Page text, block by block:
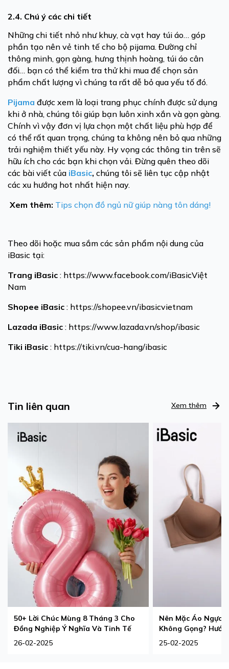
2.4. Chú ý các chi tiết
Những chi tiết nhỏ như khuy, cà vạt hay túi áo… góp
phần tạo nên vẻ tinh tế cho bộ pijama. Đường chỉ
thông minh, gọn gàng, hưng thịnh hoàng, túi áo cân
đối… bạn có thể kiểm tra thử khi mua để chọn sản
phẩm chất lượng vì chúng ta rất dễ bỏ qua yếu tố đó.
Pijama được xem là loại trang phục chính được sử dụng
khi ở nhà, chúng tôi giúp bạn luôn xinh xắn và gọn gàng.
Chính vì vậy đơn vị lựa chọn một chất liệu phù hợp để
có thể rất quan trọng, chúng ta không nên bỏ qua những
trải nghiệm thiết yếu này. Hy vọng các thông tin trên sẽ
hữu ích cho các bạn khi chọn vải. Đừng quên theo dõi
các bài viết của iBasic, chúng tôi sẽ liên tục cập nhật
các xu hướng hot nhất hiện nay.
Xem thêm: Tips chọn đồ ngủ nữ giúp nàng tôn dáng!
Theo dõi hoặc mua sắm các sản phẩm nội dung của
iBasic tại:
Trang iBasic : https://www.facebook.com/iBasicViệt
Nam
Shopee iBasic : https://shopee.vn/ibasicvietnam
Lazada iBasic : https://www.lazada.vn/shop/ibasic
Tiki iBasic : https://tiki.vn/cua-hang/ibasic
Tin liên quan Xem thêm
50+ Lời Chúc Mùng 8 Tháng 3 Cho
Đồng Nghiệp Ý Nghĩa Và Tinh Tế
26-02-2025
Nên Mặc Áo Ngực
Không Gọng?
Phù Hợp Nhất
25-02-2025